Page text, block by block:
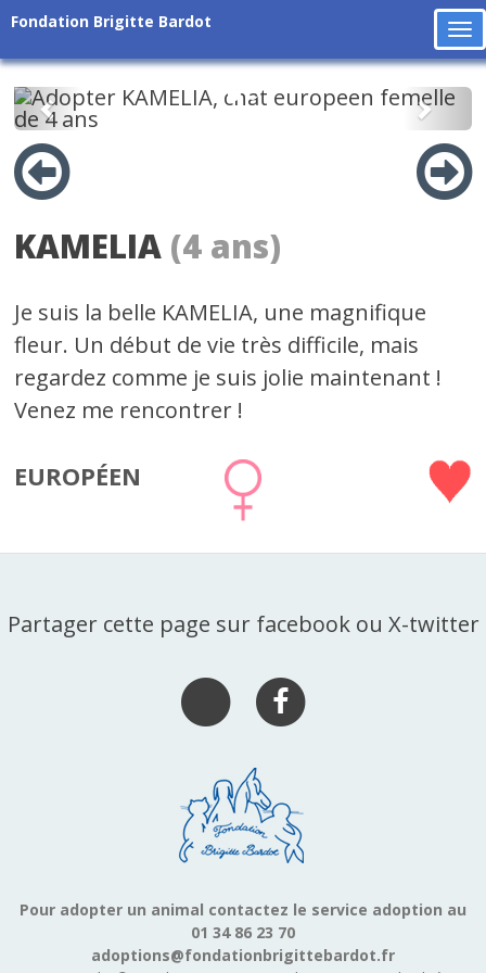
Fondation Brigitte Bardot
Précédent
KAMELIA (4 ans)
Je suis la belle KAMELIA, une magnifique
fleur. Un début de vie très difficile, mais
regardez comme je suis jolie maintenant !
Venez me rencontrer !
EUROPÉEN
Partager cette page sur facebook ou X-twitter
Pour adopter un animal contactez le service adoption au
01 34 86 23 70
adoptions@fondationbrigittebardot.fr